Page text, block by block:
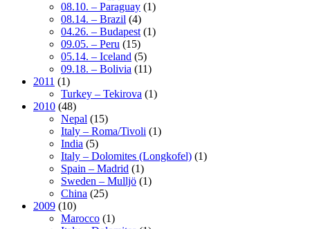
08.10. – Paraguay (1)
08.14. – Brazil (4)
04.26. – Budapest (1)
09.05. – Peru (15)
05.14. – Iceland (5)
09.18. – Bolivia (11)
2011 (1)
Turkey – Tekirova (1)
2010 (48)
Nepal (15)
Italy – Roma/Tivoli (1)
India (5)
Italy – Dolomites (Longkofel) (1)
Spain – Madrid (1)
Sweden – Mulljö (1)
China (25)
2009 (10)
Marocco (1)